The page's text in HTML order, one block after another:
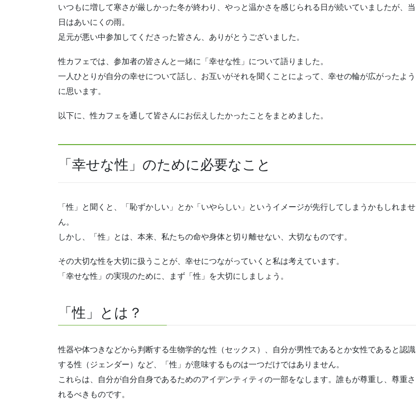
いつもに増して寒さが厳しかった冬が終わり、やっと温かさを感じられる日が続いていましたが、当
日はあいにくの雨。
足元が悪い中参加してくださった皆さん、ありがとうございました。
性カフェでは、参加者の皆さんと一緒に「幸せな性」について語りました。
一人ひとりが自分の幸せについて話し、お互いがそれを聞くことによって、幸せの輪が広がったよう
に思います。
以下に、性カフェを通して皆さんにお伝えしたかったことをまとめました。
「幸せな性」のために必要なこと
「性」と聞くと、「恥ずかしい」とか「いやらしい」というイメージが先行してしまうかもしれませ
ん。
しかし、「性」とは、本来、私たちの命や身体と切り離せない、大切なものです。
その大切な性を大切に扱うことが、幸せにつながっていくと私は考えています。
「幸せな性」の実現のために、まず「性」を大切にしましょう。
「性」とは？
性器や体つきなどから判断する生物学的な性（セックス）、自分が男性であるとか女性であると認識
する性（ジェンダー）など、「性」が意味するものは一つだけではありません。
これらは、自分が自分自身であるためのアイデンティティの一部をなします。誰もが尊重し、尊重さ
れるべきものです。